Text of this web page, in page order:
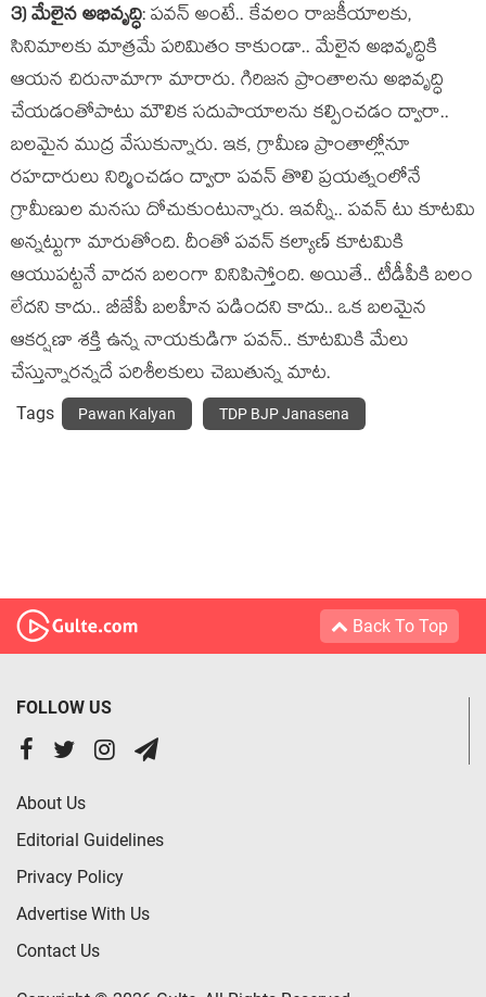
3) మేలైన అభివృద్ధి: ప‌వ‌న్ అంటే.. కేవ‌లం రాజ‌కీయాల‌కు,
సినిమాల‌కు మాత్ర‌మే ప‌రిమితం కాకుండా.. మేలైన అభివృద్ధికి
ఆయ‌న చిరునామాగా మారారు. గిరిజ‌న ప్రాంతాలను అభివృద్ధి
చేయ‌డంతోపాటు మౌలిక స‌దుపాయాల‌ను క‌ల్పించ‌డం ద్వారా..
బ‌ల‌మైన ముద్ర వేసుకున్నారు. ఇక‌, గ్రామీణ ప్రాంతాల్లోనూ
ర‌హ‌దారులు నిర్మించ‌డం ద్వారా ప‌వ‌న్ తొలి ప్ర‌య‌త్నంలోనే
గ్రామీణుల మ‌న‌సు దోచుకుంటున్నారు. ఇవ‌న్నీ.. ప‌వ‌న్ టు కూట‌మి
అన్న‌ట్టుగా మారుతోంది. దీంతో ప‌వ‌న్ క‌ల్యాణ్ కూట‌మికి
ఆయుప‌ట్ట‌నే వాద‌న బ‌లంగా వినిపిస్తోంది. అయితే.. టీడీపీకి బ‌లం
లేద‌ని కాదు.. బీజేపీ బ‌ల‌హీన ప‌డింద‌ని కాదు.. ఒక బ‌ల‌మైన
ఆక‌ర్ష‌ణా శ‌క్తి ఉన్న నాయ‌కుడిగా ప‌వ‌న్‌.. కూట‌మికి మేలు
చేస్తున్నార‌న్న‌దే ప‌రిశీల‌కులు చెబుతున్న మాట‌.
Tags Pawan Kalyan TDP BJP Janasena
Back To Top
FOLLOW US
About Us
Editorial Guidelines
Privacy Policy
Advertise With Us
Contact Us